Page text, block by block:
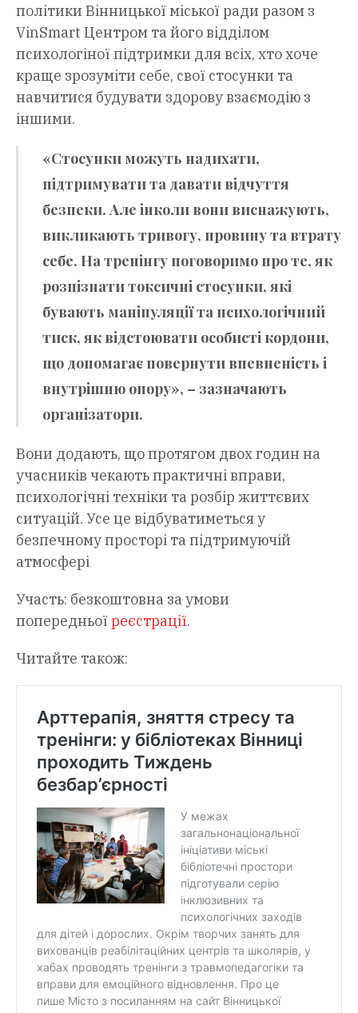
політики Вінницької міської ради разом з
VinSmart Центром та його відділом
психологіної підтримки для всіх, хто хоче
краще зрозуміти себе, свої стосунки та
навчитися будувати здорову взаємодію з
іншими.
«Стосунки можуть надихати,
підтримувати та давати відчуття
безпеки. Але інколи вони виснажують,
викликають тривогу, провину та втрату
себе. На тренінгу поговоримо про те, як
розпізнати токсичні стосунки, які
бувають маніпуляції та психологічний
тиск, як відстоювати особисті кордони,
що допомагає повернути впевненість і
внутрішню опору», – зазначають
організатори.
Вони додають, що протягом двох годин на
учасників чекають практичні вправи,
психологічні техніки та розбір життєвих
ситуацій. Усе це відбуватиметься у
безпечному просторі та підтримуючій
атмосфері
Участь: безкоштовна за умови
попередньої реєстрації.
Читайте також: